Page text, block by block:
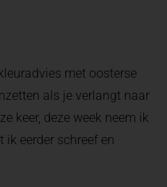
met oosterse
als je verlangt naar
keer, deze week neem ik
ik eerder schreef en